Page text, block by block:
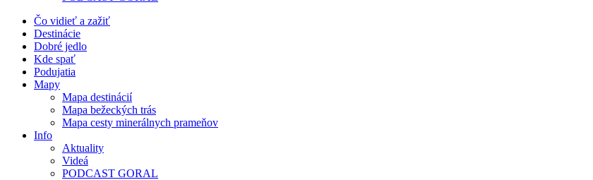
Čo vidieť a zažiť
Destinácie
Dobré jedlo
Kde spať
Podujatia
Mapy
Mapa destinácií
Mapa bežeckých trás
Mapa cesty minerálnych prameňov
Info
Aktuality
Videá
PODCAST GORAL